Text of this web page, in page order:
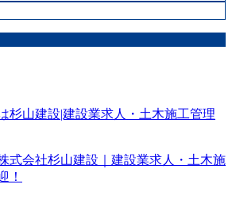
式会社杉山建設｜建設業求人・土木施
！